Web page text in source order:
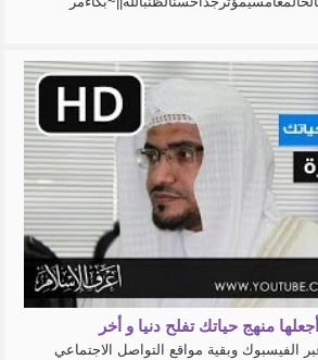
الفيسبوك وبقية مواقع التواصل الاجتماعي